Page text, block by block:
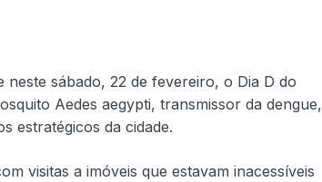
sábado, 22 de fevereiro, o Dia D do
Aedes aegypti, transmissor da dengue,
estratégicos da cidade.
visitas a imóveis que estavam inacessíveis